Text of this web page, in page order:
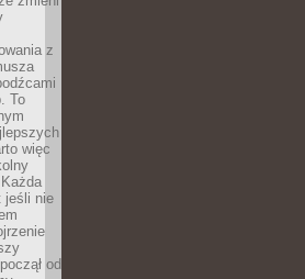
z
To
więc
jeśli nie
od